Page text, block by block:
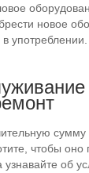
новое
употреблении.
чтобы оно
узнавайте об